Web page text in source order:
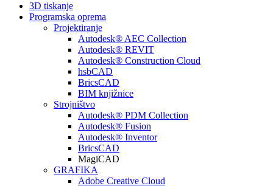
3D tiskanje
Programska oprema
Projektiranje
Autodesk® AEC Collection
Autodesk® REVIT
Autodesk® Construction Cloud
hsbCAD
BricsCAD
BIM knjižnice
Strojništvo
Autodesk® PDM Collection
Autodesk® Fusion
Autodesk® Inventor
BricsCAD
MagiCAD
GRAFIKA
Adobe Creative Cloud